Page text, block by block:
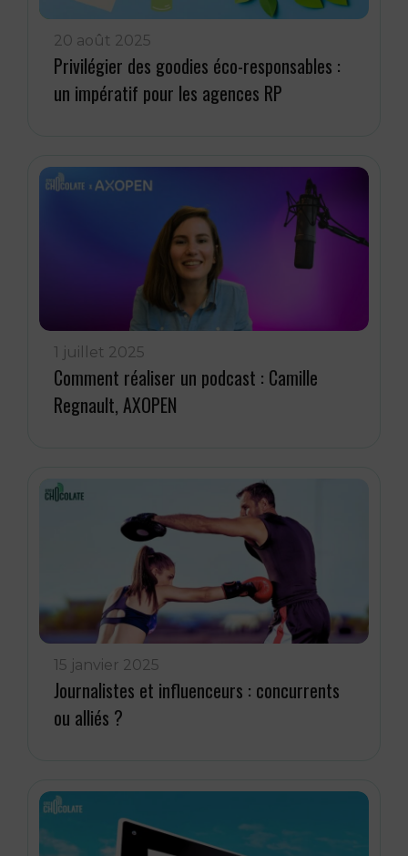
20 août 2025
Privilégier des goodies éco-responsables :
un impératif pour les agences RP
1 juillet 2025
Comment réaliser un podcast : Camille
Regnault, AXOPEN
15 janvier 2025
Journalistes et influenceurs : concurrents
ou alliés ?